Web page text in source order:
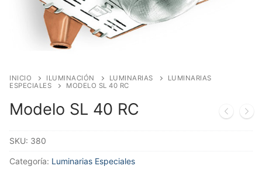
INICIO ILUMINACIÓN LUMINARIAS
LUMINARIAS
ESPECIALES
MODELO SL 40 RC
Modelo SL 40 RC
SKU: 380
Categoría: Luminarias Especiales